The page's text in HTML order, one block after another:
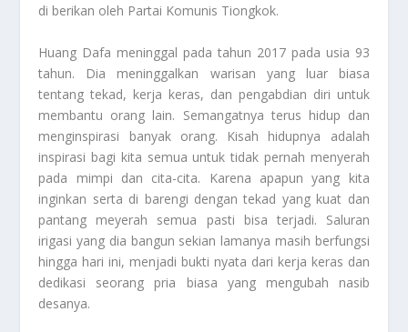
di berikan oleh Partai Komunis Tiongkok.
Huang Dafa meninggal pada tahun 2017 pada usia 93
tahun. Dia meninggalkan warisan yang luar biasa
tentang tekad, kerja keras, dan pengabdian diri untuk
membantu orang lain. Semangatnya terus hidup dan
menginspirasi banyak orang. Kisah hidupnya adalah
inspirasi bagi kita semua untuk tidak pernah menyerah
pada mimpi dan cita-cita. Karena apapun yang kita
inginkan serta di barengi dengan tekad yang kuat dan
pantang meyerah semua pasti bisa terjadi. Saluran
irigasi yang dia bangun sekian lamanya masih berfungsi
hingga hari ini, menjadi bukti nyata dari kerja keras dan
dedikasi seorang pria biasa yang mengubah nasib
desanya.